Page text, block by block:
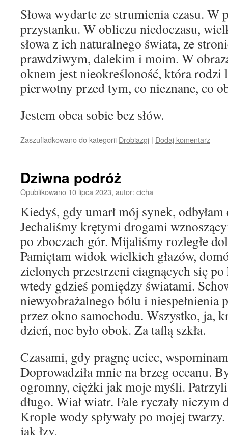
Słowa wydarte ze strumienia czasu. W
przystanku. W obliczu niedoczasu,
słowa z ich naturalnego świata, ze
prawdziwym, dalekim i moim. W
oknem jest nieokreśloność, która rodzi
pierwotny przed tym, co nieznane, co
Jestem obca sobie bez słów.
Zaszufladkowano do kategorii Drobiazgi | Dodaj komentarz
Dziwna podróż
Opublikowano 10 lipca 2023, autor: cicha
Kiedyś, gdy umarł mój synek,
Jechaliśmy krętymi drogami
po zboczach gór. Mijaliśmy rozległe
Pamiętam widok wielkich głazów,
zielonych przestrzeni ciagnących się
wtedy gdzieś pomiędzy światami.
niewyobrażalnego bólu i niespełnienia
przez okno samochodu. Wszystko, ja,
dzień, noc było obok. Za taflą szkła.
Czasami, gdy pragnę uciec,
Doprowadziła mnie na brzeg oceanu.
ogromny, ciężki jak moje myśli.
długo. Wiał wiatr. Fale ryczały niczym
Krople wody spływały po mojej twarzy.
jak łzy.